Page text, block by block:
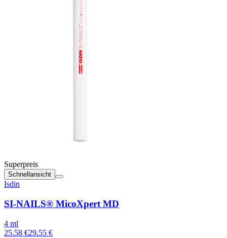
Superpreis
Schnellansicht
Isdin
SI-NAILS® MicoXpert MD
4 ml
25.58 €29.55 €